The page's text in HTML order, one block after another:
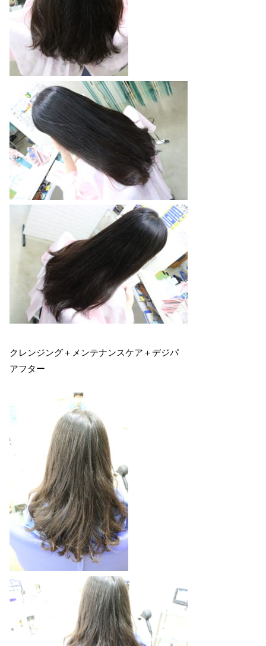
クレンジング＋メンテナンスケア＋デジパ
アフター